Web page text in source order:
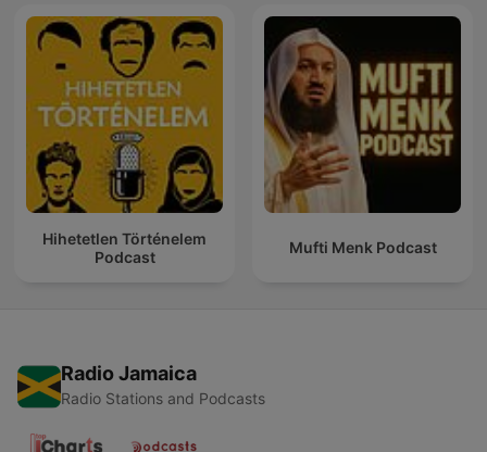
Hihetetlen Történelem
Podcast
Mufti Menk Podcast
Radio Jamaica
Radio Stations and Podcasts